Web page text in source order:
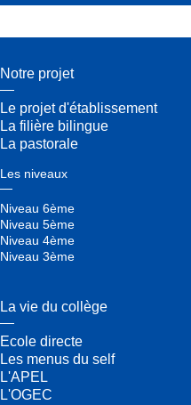
Notre projet
Le projet d'établissement
La filière bilingue
La pastorale
Les niveaux
Niveau 6ème
Niveau 5ème
Niveau 4ème
Niveau 3ème
La vie du collège
Ecole directe
Les menus du self
L'APEL
L'OGEC